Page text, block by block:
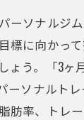
ーソナルジ
標に向かっ
ょう。「3ヶ
ーソナルト
肪率、トレ